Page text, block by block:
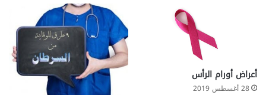
ة
ا
ل
أعراض أورام الرأس
28 أغسطس 2019